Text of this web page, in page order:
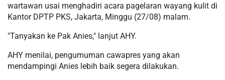
wartawan usai menghadiri acara pagelaran wayang kulit di
Kantor DPTP PKS, Jakarta, Minggu (27/08) malam.
"Tanyakan ke Pak Anies," lanjut AHY.
AHY menilai, pengumuman cawapres yang akan
mendampingi Anies lebih baik segera dilakukan.